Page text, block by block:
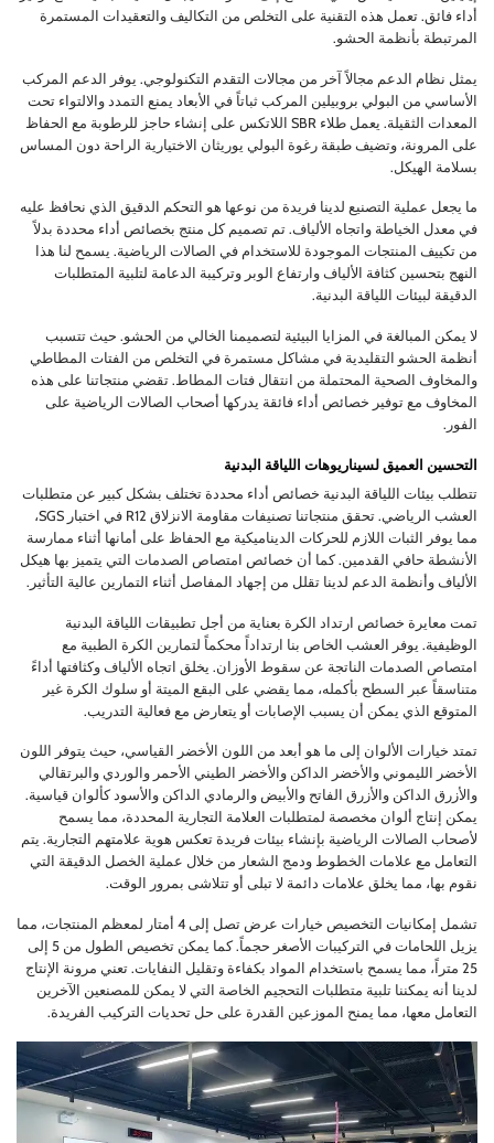
أداء فائق. تعمل هذه التقنية على التخلص من التكاليف والتعقيدات المستمرة
المرتبطة بأنظمة الحشو.
يمثل نظام الدعم مجالاً آخر من مجالات التقدم التكنولوجي. يوفر الدعم المركب
الأساسي من البولي بروبيلين المركب ثباتاً في الأبعاد يمنع التمدد والالتواء تحت
المعدات الثقيلة. يعمل طلاء SBR اللاتكس على إنشاء حاجز للرطوبة مع الحفاظ
على المرونة، وتضيف طبقة رغوة البولي يوريثان الاختيارية الراحة دون المساس
بسلامة الهيكل.
ما يجعل عملية التصنيع لدينا فريدة من نوعها هو التحكم الدقيق الذي نحافظ عليه
في معدل الخياطة واتجاه الألياف. تم تصميم كل منتج بخصائص أداء محددة بدلاً
من تكييف المنتجات الموجودة للاستخدام في الصالات الرياضية. يسمح لنا هذا
النهج بتحسين كثافة الألياف وارتفاع الوبر وتركيبة الدعامة لتلبية المتطلبات
الدقيقة لبيئات اللياقة البدنية.
لا يمكن المبالغة في المزايا البيئية لتصميمنا الخالي من الحشو. حيث تتسبب
أنظمة الحشو التقليدية في مشاكل مستمرة في التخلص من الفتات المطاطي
والمخاوف الصحية المحتملة من انتقال فتات المطاط. تقضي منتجاتنا على هذه
المخاوف مع توفير خصائص أداء فائقة يدركها أصحاب الصالات الرياضية على
الفور.
التحسين العميق لسيناريوهات اللياقة البدنية
تتطلب بيئات اللياقة البدنية خصائص أداء محددة تختلف بشكل كبير عن متطلبات
العشب الرياضي. تحقق منتجاتنا تصنيفات مقاومة الانزلاق R12 في اختبار SGS،
مما يوفر الثبات اللازم للحركات الديناميكية مع الحفاظ على أمانها أثناء ممارسة
الأنشطة حافي القدمين. كما أن خصائص امتصاص الصدمات التي يتميز بها هيكل
الألياف وأنظمة الدعم لدينا تقلل من إجهاد المفاصل أثناء التمارين عالية التأثير.
تمت معايرة خصائص ارتداد الكرة بعناية من أجل تطبيقات اللياقة البدنية
الوظيفية. يوفر العشب الخاص بنا ارتداداً محكماً لتمارين الكرة الطبية مع
امتصاص الصدمات الناتجة عن سقوط الأوزان. يخلق اتجاه الألياف وكثافتها أداءً
متناسقاً عبر السطح بأكمله، مما يقضي على البقع الميتة أو سلوك الكرة غير
المتوقع الذي يمكن أن يسبب الإصابات أو يتعارض مع فعالية التدريب.
تمتد خيارات الألوان إلى ما هو أبعد من اللون الأخضر القياسي، حيث يتوفر اللون
الأخضر الليموني والأخضر الداكن والأخضر الطيني الأحمر والوردي والبرتقالي
والأزرق الداكن والأزرق الفاتح والأبيض والرمادي الداكن والأسود كألوان قياسية.
يمكن إنتاج ألوان مخصصة لمتطلبات العلامة التجارية المحددة، مما يسمح
لأصحاب الصالات الرياضية بإنشاء بيئات فريدة تعكس هوية علامتهم التجارية. يتم
التعامل مع علامات الخطوط ودمج الشعار من خلال عملية الخصل الدقيقة التي
نقوم بها، مما يخلق علامات دائمة لا تبلى أو تتلاشى بمرور الوقت.
تشمل إمكانيات التخصيص خيارات عرض تصل إلى 4 أمتار لمعظم المنتجات، مما
يزيل اللحامات في التركيبات الأصغر حجماً. كما يمكن تخصيص الطول من 5 إلى
25 متراً، مما يسمح باستخدام المواد بكفاءة وتقليل النفايات. تعني مرونة الإنتاج
لدينا أنه يمكننا تلبية متطلبات التحجيم الخاصة التي لا يمكن للمصنعين الآخرين
التعامل معها، مما يمنح الموزعين القدرة على حل تحديات التركيب الفريدة.